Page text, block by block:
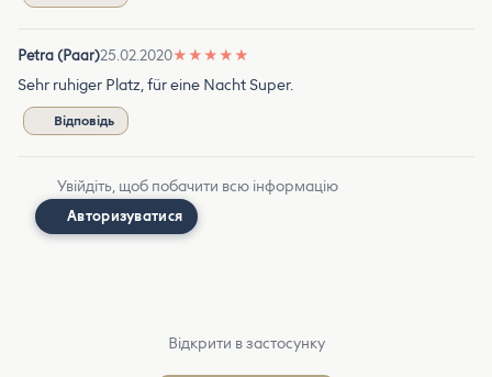
Petra (Paar)25.02.2020★ ★ ★ ★ ★
Sehr ruhiger Platz, für eine Nacht Super.
Відповідь
Увійдіть, щоб побачити всю інформацію
Авторизуватися
Відкрити в застосунку